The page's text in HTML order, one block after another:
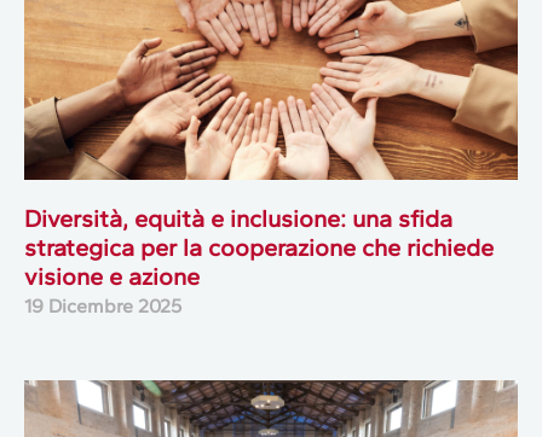
Diversità, equità e inclusione: una sfida
strategica per la cooperazione che richiede
visione e azione
19 Dicembre 2025